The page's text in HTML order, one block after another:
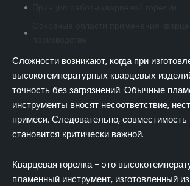
Преимущества производительности,
кварцевым горелкам
Технические параметры,
характеристики кварцевой горелки
Рабочие условия для устойчивой
горелки
ЧАСТО ЗАДАВАЕМЫЕ ВОПРОСЫ
Сложности возникают, когда при
высокотемпературных кварцевых
точность без загрязнений. Обычные
инструменты вносят несоответствие,
примеси. Следовательно,
становится критически важной.
Кварцевая горелка - это
пламенный инструмент, изготовленный